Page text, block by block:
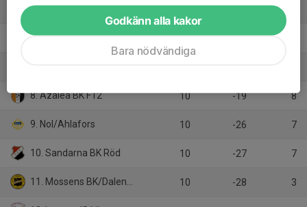
5. IF Väster
6. Öjersjö IF F12/13 Vit 10 14
8. Azalea BK F12 10 -19 8
9. Nol/Ahlafors 10 -26 7
10. Sandarna BK Röd 10 -27 7
11. Mossens BK/Dalen KFF 10 -28 3
Godkänn alla kakor
Bara nödvändiga